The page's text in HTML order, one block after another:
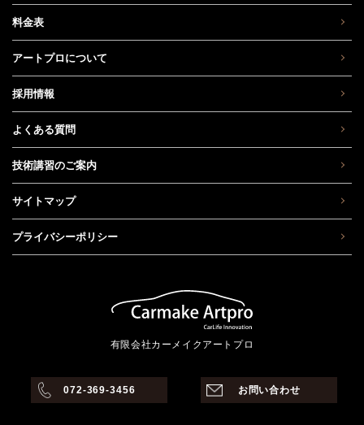
料金表
アートプロについて
採用情報
よくある質問
技術講習のご案内
サイトマップ
プライバシーポリシー
有限会社カーメイクアートプロ
072-369-3456 お問い合わせ